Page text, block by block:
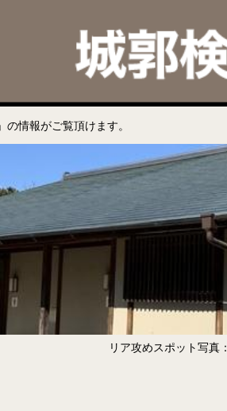
情報がご覧頂けます。
リア攻めスポット写真：